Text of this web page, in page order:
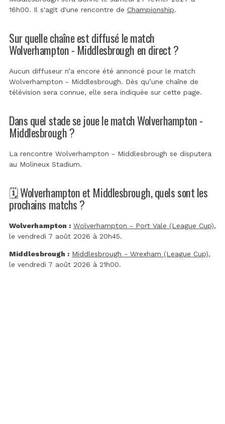
16h00. Il s'agit d'une rencontre de Championship.
Sur quelle chaîne est diffusé le match
Wolverhampton - Middlesbrough en direct ?
Aucun diffuseur n’a encore été annoncé pour le match
Wolverhampton - Middlesbrough. Dès qu’une chaîne de
télévision sera connue, elle sera indiquée sur cette page.
Dans quel stade se joue le match Wolverhampton -
Middlesbrough ?
La rencontre Wolverhampton - Middlesbrough se disputera
au Molineux Stadium.
🗓️ Wolverhampton et Middlesbrough, quels sont les
prochains matchs ?
Wolverhampton : Wolverhampton - Port Vale (League Cup),
le vendredi 7 août 2026 à 20h45.
Middlesbrough : Middlesbrough - Wrexham (League Cup),
le vendredi 7 août 2026 à 21h00.